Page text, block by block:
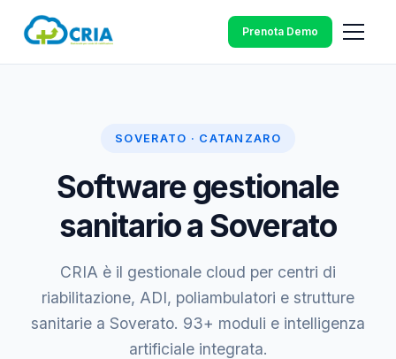
Prenota Demo
SOVERATO · CATANZARO
Software gestionale
sanitario a Soverato
CRIA è il gestionale cloud per centri di
riabilitazione, ADI, poliambulatori e strutture
sanitarie a Soverato. 93+ moduli e intelligenza
artificiale integrata.